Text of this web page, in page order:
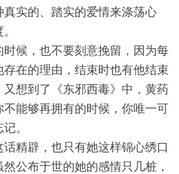
实的、踏实的爱情来涤荡心
候，也不要刻意挽留，因为每
在的理由，结束时也有他结束
想到了《东邪西毒》中，黄药
能够再拥有的时候，你唯一可
。
精辟，也只有她这样锦心绣口
公布于世的她的感情只几桩，